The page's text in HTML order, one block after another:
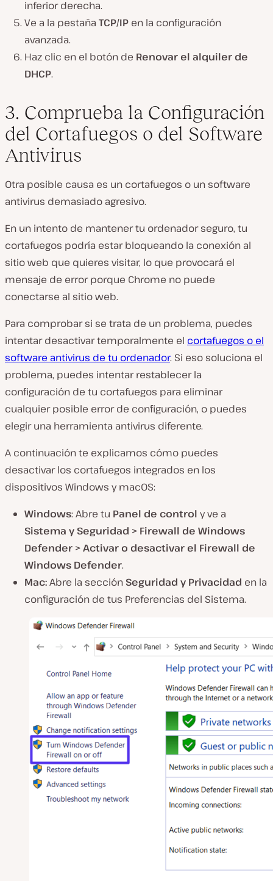
inferior derecha.
Ve a la pestaña TCP/IP en la configuración
avanzada.
Haz clic en el botón de Renovar el alquiler de
DHCP.
3. Comprueba la Configuración
del Cortafuegos o del Software
Antivirus
Otra posible causa es un cortafuegos o un software
antivirus demasiado agresivo.
En un intento de mantener tu ordenador seguro, tu
cortafuegos podría estar bloqueando la conexión al
sitio web que quieres visitar, lo que provocará el
mensaje de errorporque Chrome no puede
conectarse al sitio web.
Para comprobar si se trata de un problema, puedes
intentar desactivar temporalmente el cortafuegos o el
software antivirus de tu ordenador. Si eso soluciona el
problema, puedes intentar restablecer la
configuración de tu cortafuegos para eliminar
cualquier posible error de configuración, o puedes
elegir una herramienta antivirus diferente.
A continuación te explicamos cómo puedes
desactivar los cortafuegos integrados en los
dispositivos Windows y macOS:
Windows: Abre tu Panel de control y ve a
Sistema y Seguridad > Firewall de Windows
Defender > Activar o desactivar el Firewall de
Windows Defender.
Mac:Abre la sección Seguridad y Privacidad en la
configuración de tus Preferencias del Sistema.